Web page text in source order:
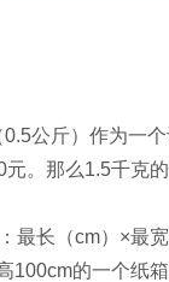
公斤）作为一
。那么1.5千克
最长（cm）×最
100cm的一个纸